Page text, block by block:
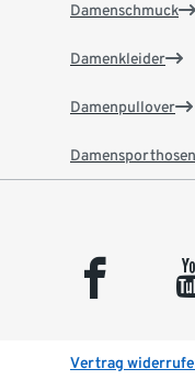
Damenschmuck
Damenkleider
Damenpullover
Damensporthosen
facebook
Vertrag